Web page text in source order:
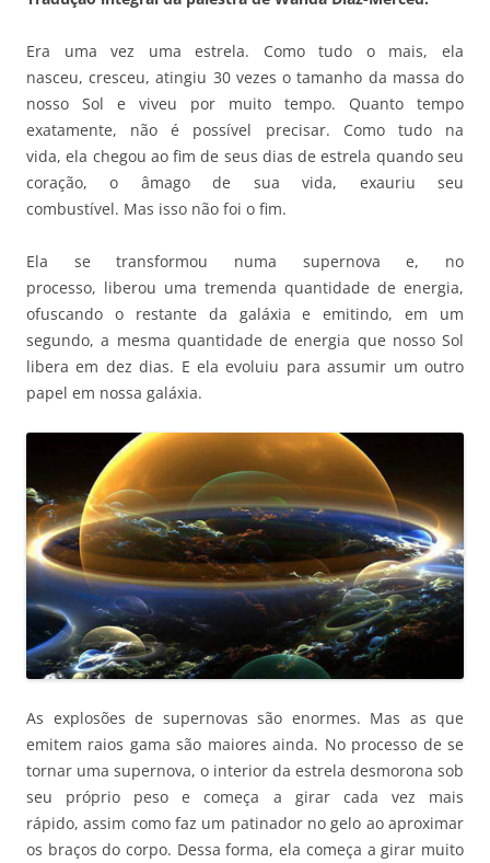
Era uma vez uma estrela. Como tudo o mais, ela
nasceu, cresceu, atingiu 30 vezes o tamanho da massa do
nosso Sol e viveu por muito tempo. Quanto tempo
exatamente, não é possível precisar. Como tudo na
vida, ela chegou ao fim de seus dias de estrela quando seu
coração, o âmago de sua vida, exauriu seu
combustível. Mas isso não foi o fim.
Ela se transformou numa supernova e, no
processo, liberou uma tremenda quantidade de energia,
ofuscando o restante da galáxia e emitindo, em um
segundo, a mesma quantidade de energia que nosso Sol
libera em dez dias. E ela evoluiu para assumir um outro
papel em nossa galáxia.
As explosões de supernovas são enormes. Mas as que
emitem raios gama são maiores ainda. No processo de se
tornar uma supernova, o interior da estrela desmorona sob
seu próprio peso e começa a girar cada vez mais
rápido, assim como faz um patinador no gelo ao aproximar
os braços do corpo. Dessa forma, ela começa a girar muito